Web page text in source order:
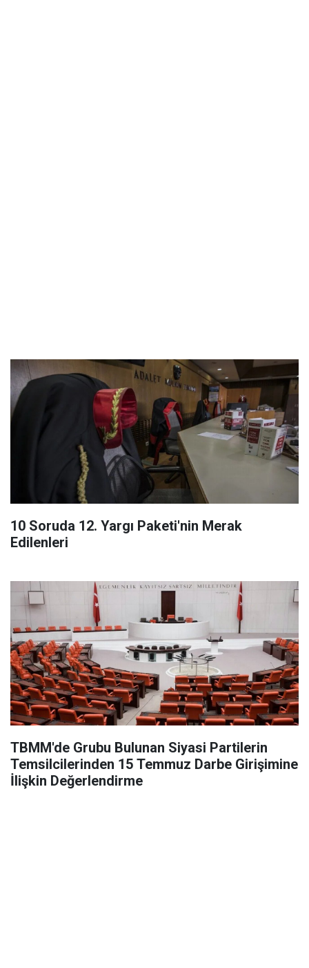
10 Soruda 12. Yargı Paketi'nin Merak
Edilenleri
TBMM'de Grubu Bulunan Siyasi Partilerin
Temsilcilerinden 15 Temmuz Darbe Girişimine
İlişkin Değerlendirme